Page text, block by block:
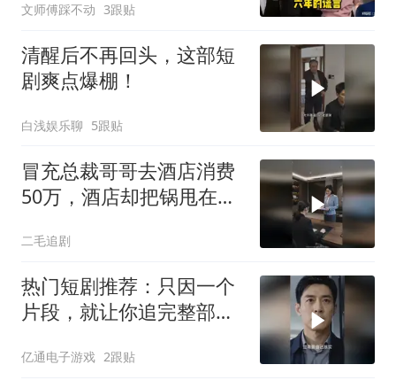
文师傅踩不动 3跟贴
清醒后不再回头，这部短
剧爽点爆棚！
白浅娱乐聊 5跟贴
冒充总裁哥哥去酒店消费
50万，酒店却把锅甩在总
二毛追剧
热门短剧推荐：只因一个
片段，就让你追完整部好
亿通电子游戏 2跟贴